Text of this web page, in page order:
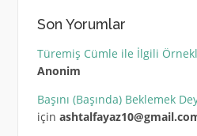
Son Yorumlar
Türemiş Cümle ile İlgili
Anonim
Başını (Başında) Beklemek
için